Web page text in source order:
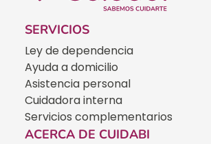
SERVICIOS
Ley de dependencia
Ayuda a domicilio
Asistencia personal
Cuidadora interna
Servicios complementarios
ACERCA DE CUIDABI